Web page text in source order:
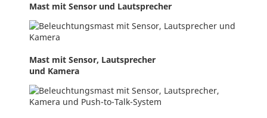
Mast mit Sensor und Lautsprecher
Mast mit Sensor, Lautsprecher
und Kamera